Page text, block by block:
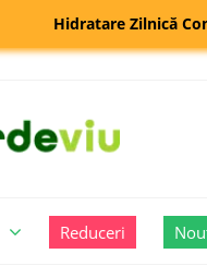
Hidratare Zilnică
Reduceri